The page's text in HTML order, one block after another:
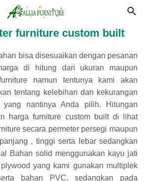
furniture custom built
bisa disesuaikan dengan pesanan
di hitung dari ukuran maupun
namun tentunya kami akan
tentang kelebihan dan kekurangan
nantinya Anda pilih. Hitungan
harga furniture custom built di lihat
secara permeter persegi maupun
, tinggi serta lebar sedangkan
Bahan solid menggunakan kayu jati
yang kami gunakan multiplek
bahan PVC, sedangkan pada